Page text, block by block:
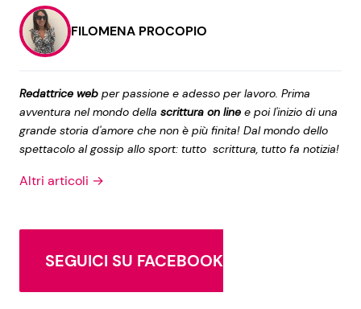
FILOMENA PROCOPIO
Redattrice web per passione e adesso per lavoro. Prima
avventura nel mondo della scrittura on line e poi l'inizio di una
grande storia d'amore che non è più finita! Dal mondo dello
spettacolo al gossip allo sport: tutto scrittura, tutto fa notizia!
Altri articoli →
SEGUICI SU FACEBOOK